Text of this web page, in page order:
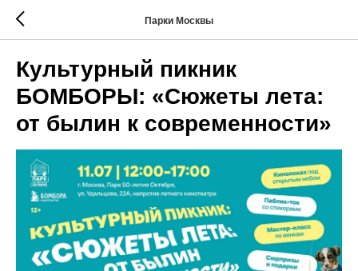
Парки Москвы
Культурный пикник
БОМБОРЫ: «Сюжеты лета:
от былин к современности»